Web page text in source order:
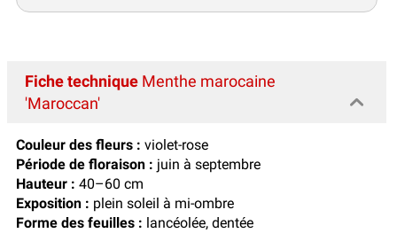
Fiche technique Menthe marocaine
'Maroccan'
Couleur des fleurs : violet-rose
Période de floraison : juin à septembre
Hauteur : 40–60 cm
Exposition : plein soleil à mi-ombre
Forme des feuilles : lancéolée, dentée